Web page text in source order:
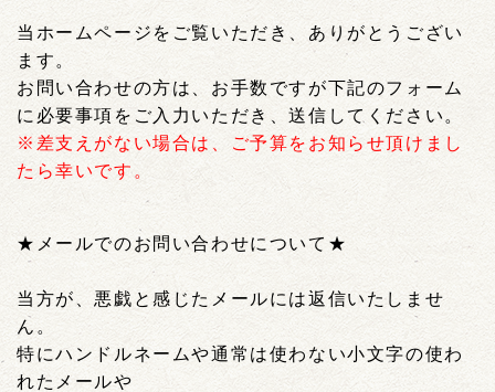
当ホームページをご覧いただき、ありがとうござい
ます。
お問い合わせの方は、お手数ですが下記のフォーム
に必要事項をご入力いただき、送信してください。
※差支えがない場合は、ご予算をお知らせ頂けまし
たら幸いです。
★メールでのお問い合わせについて★
当方が、悪戯と感じたメールには返信いたしませ
ん。
特にハンドルネームや通常は使わない小文字の使わ
れたメールや